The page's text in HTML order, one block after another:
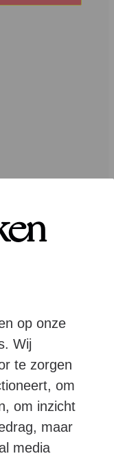
op onze
Wij
te zorgen
om
om inzicht
maar
media
Contact